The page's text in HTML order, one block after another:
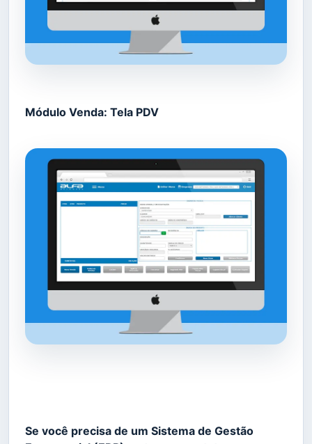
Módulo Venda: Tela PDV
Se você precisa de um Sistema de Gestão